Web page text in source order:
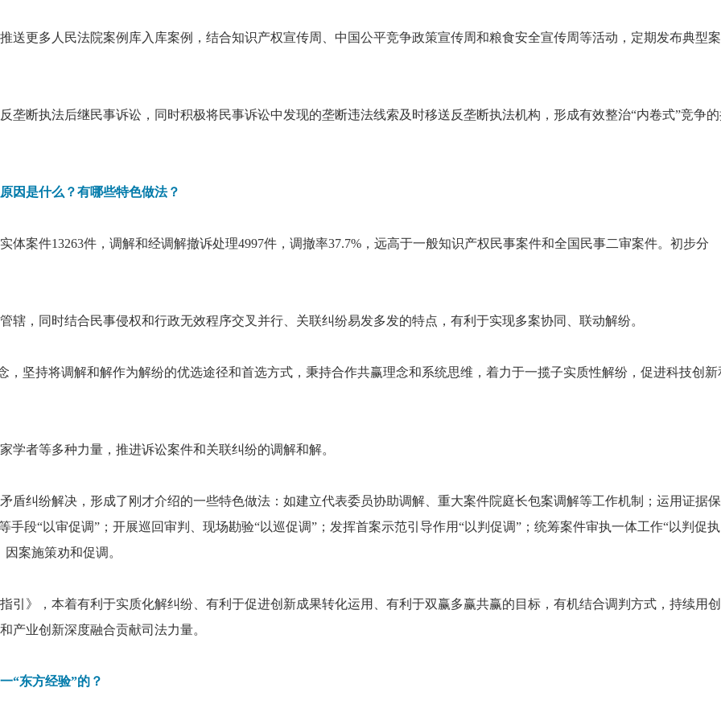
送更多人民法院案例库入库案例，结合知识产权宣传周、中国公平竞争政策宣传周和粮食安全宣传周等活动，定期发布典型
垄断执法后继民事诉讼，同时积极将民事诉讼中发现的垄断违法线索及时移送反垄断执法机构，形成有效整治“内卷式”竞争
因是什么？有哪些特色做法？
案件13263件，调解和经调解撤诉处理4997件，调撤率37.7%，远高于一般知识产权民事案件和全国民事二审案件。初步分
辖，同时结合民事侵权和行政无效程序交叉并行、关联纠纷易发多发的特点，有利于实现多案协同、联动解纷。
，坚持将调解和解作为解纷的优选途径和首选方式，秉持合作共赢理念和系统思维，着力于一揽子实质性解纷，促进科技创新
学者等多种力量，推进诉讼案件和关联纠纷的调解和解。
盾纠纷解决，形成了刚才介绍的一些特色做法：如建立代表委员协助调解、重大案件院庭长包案调解等工作机制；运用证据保
段“以审促调”；开展巡回审判、现场勘验“以巡促调”；发挥首案示范引导作用“以判促调”；统筹案件审执一体工作“以判促
案施策劝和促调。
引》，本着有利于实质化解纠纷、有利于促进创新成果转化运用、有利于双赢多赢共赢的目标，有机结合调判方式，持续用
产业创新深度融合贡献司法力量。
“东方经验”的？